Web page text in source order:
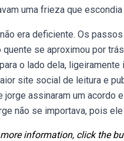
uma frieza que
era deficiente. Os
se aproximou por
o lado dela,
site social de leitura e
assinaram um acordo
não se importava, pois ele
information, click the